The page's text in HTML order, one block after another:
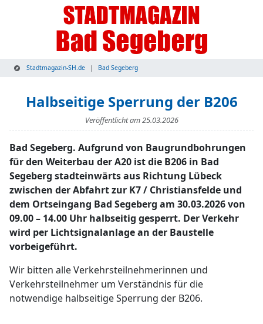
Stadtmagazin-SH.de Bad Segeberg
Halbseitige Sperrung der B206
Veröffentlicht am25.03.2026
Bad Segeberg. Aufgrund von Baugrundbohrungen
für den Weiterbau der A20 ist die B206 in Bad
Segeberg stadteinwärts aus Richtung Lübeck
zwischen der Abfahrt zur K7 / Christiansfelde und
dem Ortseingang Bad Segeberg am 30.03.2026 von
09.00 – 14.00 Uhr halbseitig gesperrt. Der Verkehr
wird per Lichtsignalanlage an der Baustelle
vorbeigeführt.
Wir bitten alle Verkehrsteilnehmerinnen und
Verkehrsteilnehmer um Verständnis für die
notwendige halbseitige Sperrung der B206.